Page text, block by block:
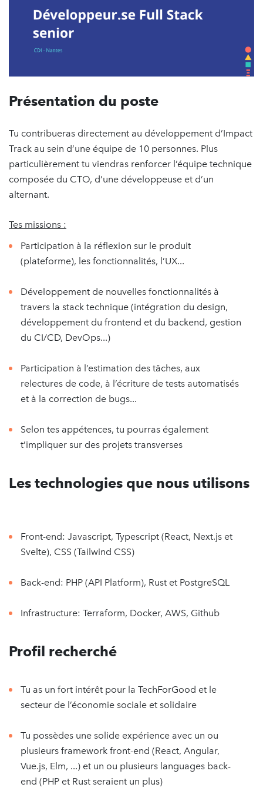
Présentation du poste
Tu contribueras directement au développement d’Impact
Track au sein d’une équipe de 10 personnes. Plus
particulièrement tu viendras renforcer l’équipe technique
composée du CTO, d’une développeuse et d’un
alternant.
Tes missions :
Participation à la réflexion sur le produit
(plateforme), les fonctionnalités, l’UX...
Développement de nouvelles fonctionnalités à
travers la stack technique (intégration du design,
développement du frontend et du backend, gestion
du CI/CD, DevOps...)
Participation à l’estimation des tâches, aux
relectures de code, à l’écriture de tests automatisés
et à la correction de bugs...
Selon tes appétences, tu pourras également
t’impliquer sur des projets transverses
Les technologies que nous utilisons
Front-end: Javascript, Typescript (React, Next.js et
Svelte), CSS (Tailwind CSS)
Back-end: PHP (API Platform), Rust et PostgreSQL
Infrastructure: Terraform, Docker, AWS, Github
Profil recherché
Tu as un fort intérêt pour la TechForGood et le
secteur de l’économie sociale et solidaire
Tu possèdes une solide expérience avec un ou
plusieurs framework front-end (React, Angular,
Vue.js, Elm, ...) et un ou plusieurs languages back-
end (PHP et Rust seraient un plus)